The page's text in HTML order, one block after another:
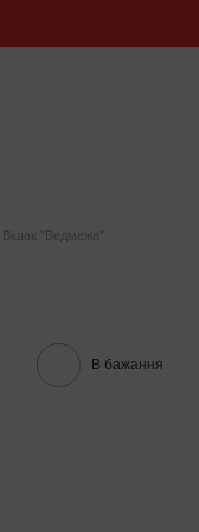
Вішак "Ведмежа"
В бажання